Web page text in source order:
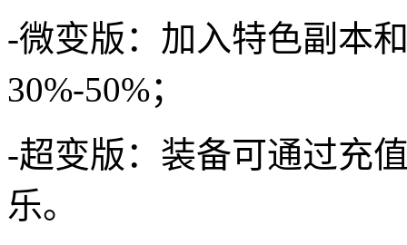
-微变版：加入特色副本
30%-50%；
-超变版：装备可通过充
乐。